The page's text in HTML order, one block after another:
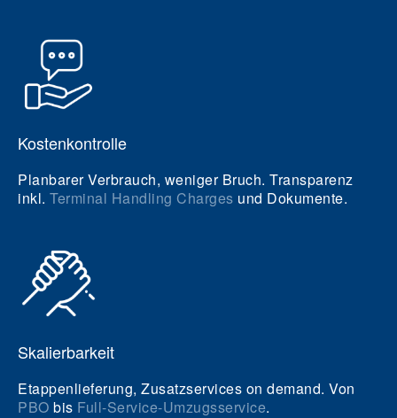
Kostenkontrolle
Planbarer Verbrauch, weniger Bruch. Transparenz
inkl. Terminal Handling Charges und Dokumente.
Skalierbarkeit
Etappenlieferung, Zusatzservices on demand. Von
PBO bis Full-Service-Umzugsservice.